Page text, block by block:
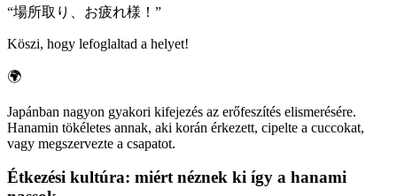
“場所取り、お疲れ様！ ”
Köszi, hogy lefoglaltad a helyet!
🌍
Japánban nagyon gyakori kifejezés az erőfeszítés elismerésére.
Hanamin tökéletes annak, aki korán érkezett, cipelte a cuccokat,
vagy megszervezte a csapatot.
Étkezési kultúra: miért néznek ki így a hanami